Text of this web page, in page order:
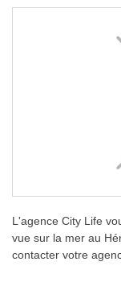
L'agence City Life
vue sur la mer au
contacter votre